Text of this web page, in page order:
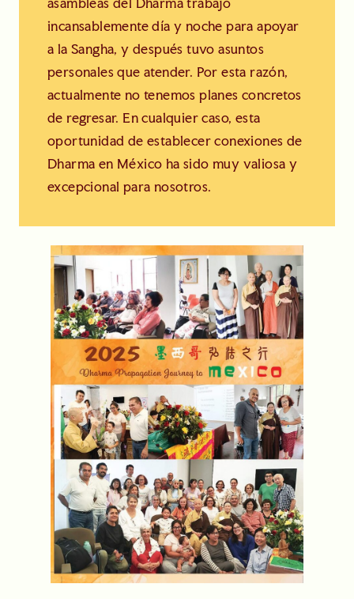
incansablemente día y noche para apoyar
a la Sangha, y después tuvo asuntos
personales que atender. Por esta razón,
actualmente no tenemos planes concretos
de regresar. En cualquier caso, esta
oportunidad de establecer conexiones de
Dharma en México ha sido muy valiosa y
excepcional para nosotros.